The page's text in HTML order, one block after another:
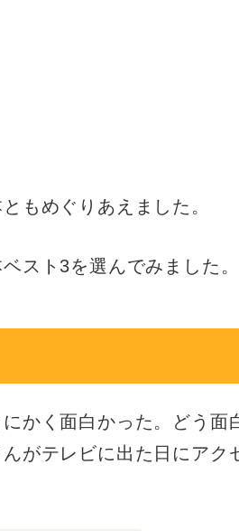
もめぐりあえました。
スト3を選んでみました。
かく面白かった。どう面
がテレビに出た日にアク